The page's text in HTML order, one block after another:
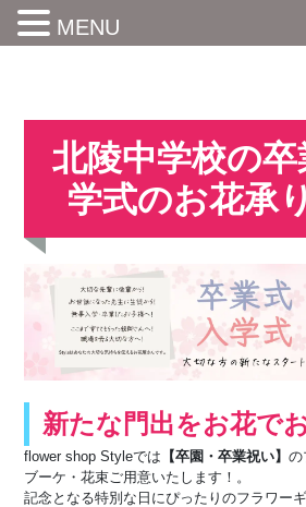
北陵中学校の卒
学式のお花承
新たな門出をお花で
flower shop Styleでは 【卒園・卒業祝い】の
ブーケ・花束ご用意いたします！。
記念となる特別な日にぴったりのフラワー
MENU